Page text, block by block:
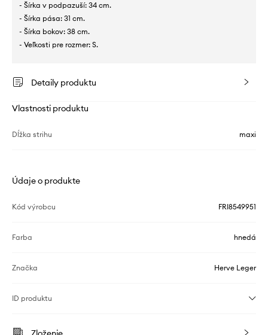
- Šírka v podpazuší: 34 cm.
- Šírka pása: 31 cm.
- Šírka bokov: 38 cm.
- Veľkosti pre rozmer: S.
Detaily produktu
Vlastnosti produktu
Dĺžka strihu maxi
Údaje o produkte
Kód výrobcu FRI8549951
Farba hnedá
Značka Herve Leger
ID produktu